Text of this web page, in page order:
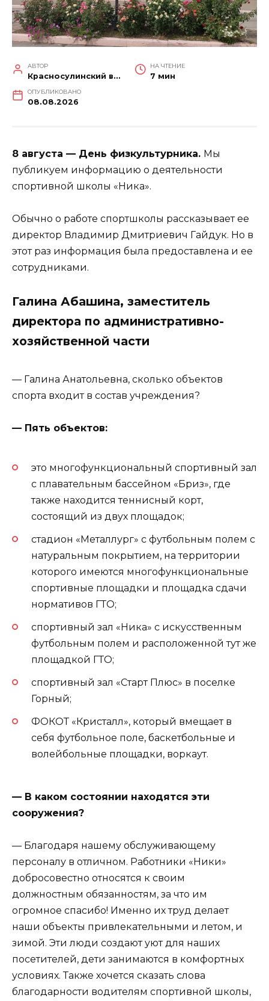
АВТОР
Красносулинский вестник
НА ЧТЕНИЕ
7 мин
ОПУБЛИКОВАНО
08.08.2026
8 августа — День физкультурника. Мы
публикуем информацию о деятельности
спортивной школы «Ника».
Обычно о работе спортшколы рассказывает ее
директор Владимир Дмитриевич Гайдук. Но в
этот раз информация была предоставлена и ее
сотрудниками.
Галина Абашина, заместитель
директора по административно-
хозяйственной части
— Галина Анатольевна, сколько объектов
спорта входит в состав учреждения?
— Пять объектов:
это многофункциональный спортивный зал
с плавательным бассейном «Бриз», где
также находится теннисный корт,
состоящий из двух площадок;
стадион «Металлург» с футбольным полем с
натуральным покрытием, на территории
которого имеются многофункциональные
спортивные площадки и площадка сдачи
нормативов ГТО;
спортивный зал «Ника» с искусственным
футбольным полем и расположенной тут же
площадкой ГТО;
спортивный зал «Старт Плюс» в поселке
Горный;
ФОКОТ «Кристалл», который вмещает в
себя футбольное поле, баскетбольные и
волейбольные площадки, воркаут.
— В каком состоянии находятся эти
сооружения?
— Благодаря нашему обслуживающему
персоналу в отличном. Работники «Ники»
добросовестно относятся к своим
должностным обязанностям, за что им
огромное спасибо! Именно их труд делает
наши объекты привлекательными и летом, и
зимой. Эти люди создают уют для наших
посетителей, дети занимаются в комфортных
условиях. Также хочется сказать слова
благодарности водителям спортивной школы,